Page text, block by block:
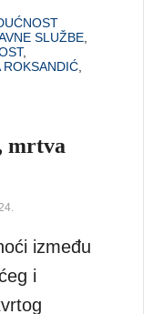
SLUŽBE
,
ROKSANDIĆ
mrtva
između
i